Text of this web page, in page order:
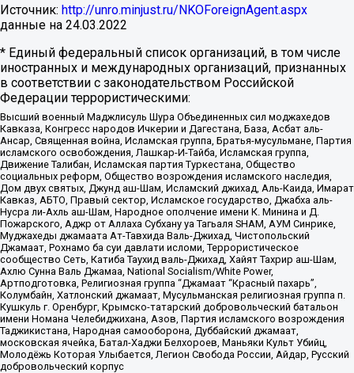
Источник: http://unro.minjust.ru/NKOForeignAgent.aspx
данные на 24.03.2022
* Единый федеральный список организаций, в том числе
иностранных и международных организаций, признанных
в соответствии с законодательством Российской
Федерации террористическими:
Высший военный Маджлисуль Шура Объединенных сил моджахедов
Кавказа, Конгресс народов Ичкерии и Дагестана, База, Асбат аль-
Ансар, Священная война, Исламская группа, Братья-мусульмане, Партия
исламского освобождения, Лашкар-И-Тайба, Исламская группа,
Движение Талибан, Исламская партия Туркестана, Общество
социальных реформ, Общество возрождения исламского наследия,
Дом двух святых, Джунд аш-Шам, Исламский джихад, Аль-Каида, Имарат
Кавказ, АБТО, Правый сектор, Исламское государство, Джабха аль-
Нусра ли-Ахль аш-Шам, Народное ополчение имени К. Минина и Д.
Пожарского, Аджр от Аллаха Субхану уа Тагьаля SHAM, АУМ Синрике,
Муджахеды джамаата Ат-Тавхида Валь-Джихад, Чистопольский
Джамаат, Рохнамо ба суи давлати исломи, Террористическое
сообщество Сеть, Катиба Таухид валь-Джихад, Хайят Тахрир аш-Шам,
Ахлю Сунна Валь Джамаа, National Socialism/White Power,
Артподготовка, Религиозная группа “Джамаат “Красный пахарь”,
Колумбайн, Хатлонский джамаат, Мусульманская религиозная группа п.
Кушкуль г. Оренбург, Крымско-татарский добровольческий батальон
имени Номана Челебиджихана, Азов, Партия исламского возрождения
Таджикистана, Народная самооборона, Дуббайский джамаат,
московская ячейка, Батал-Хаджи Белхороев, Маньяки Культ Убийц,
Молодёжь Которая Улыбается, Легион Свобода России, Айдар, Русский
добровольческий корпус